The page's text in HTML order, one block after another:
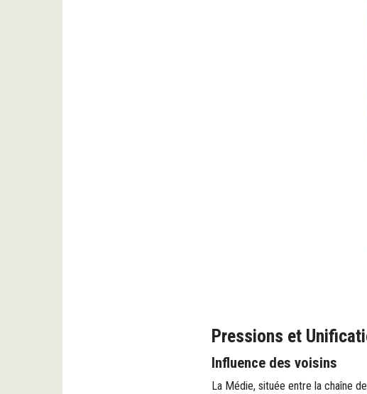
Pressions et
Influence des voisins
La Médie, située entre la chaîne de